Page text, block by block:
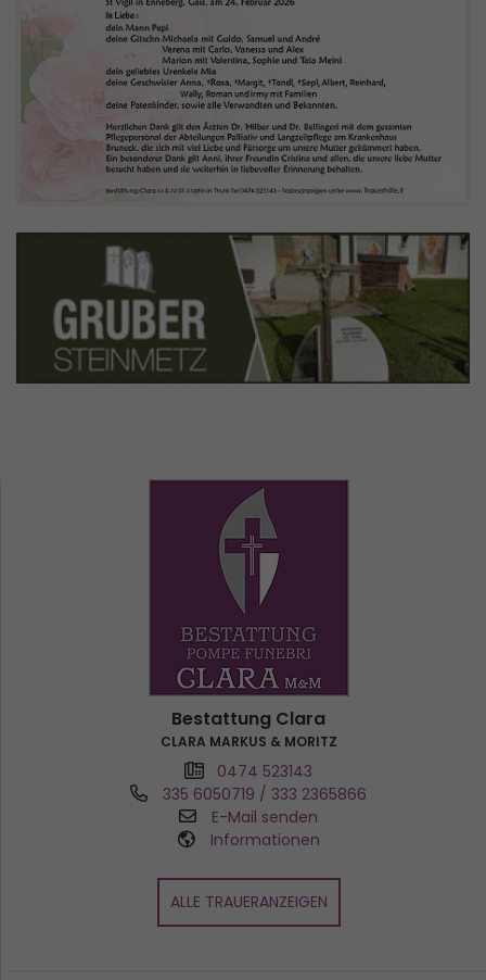
Bestattung Clara
CLARA MARKUS & MORITZ
0474 523143
335 6050719 / 333 2365866
E-Mail senden
Informationen
ALLE TRAUERANZEIGEN